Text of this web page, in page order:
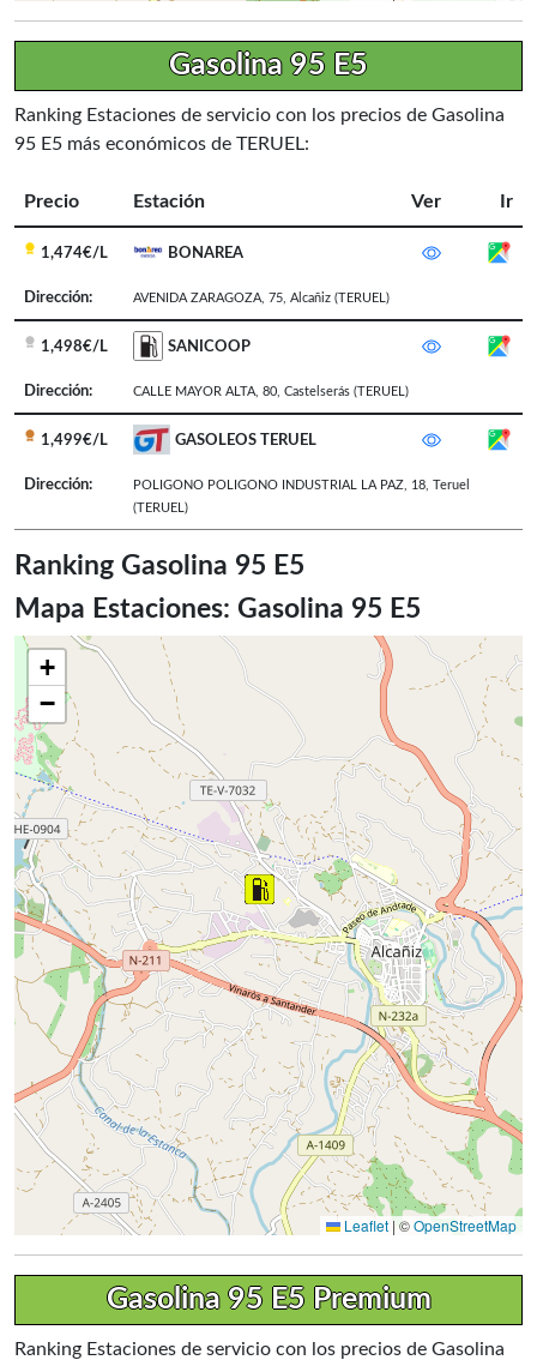
Gasolina 95 E5
Ranking Estaciones de servicio con los precios de Gasolina
95 E5 más económicos de TERUEL:
Precio Estación Ver Ir
1,474€/L BONAREA
Dirección: AVENIDA ZARAGOZA, 75 Alcañiz (TERUEL)
1,498€/L SANICOOP
Dirección: CALLE MAYOR ALTA, 80 Castelserás (TERUEL)
1,499€/L GASOLEOS TERUEL
Dirección: POLIGONO POLIGONO INDUSTRIAL LA PAZ, 18 Teruel
(TERUEL)
Ranking Gasolina 95 E5
Mapa Estaciones: Gasolina 95 E5
+
−
Leaflet | ©OpenStreetMap
Gasolina 95 E5 Premium
Ranking Estaciones de servicio con los precios de Gasolina